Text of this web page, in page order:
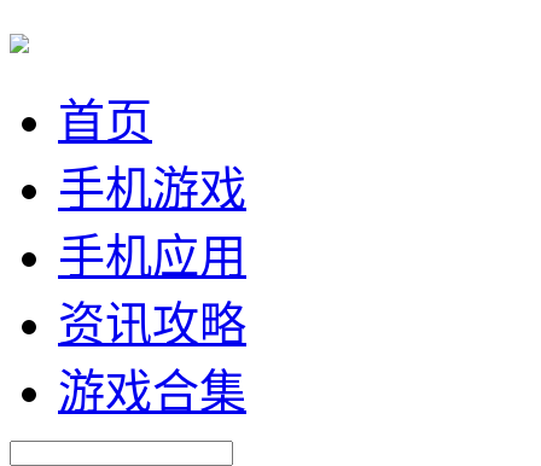
首页
手机游戏
手机应用
资讯攻略
游戏合集